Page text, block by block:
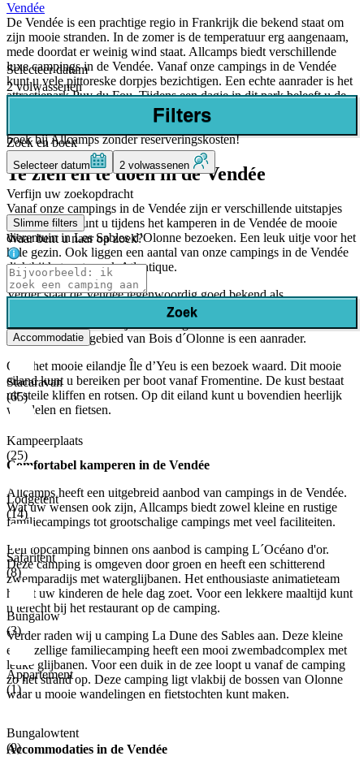
Vendée
De Vendée is een prachtige regio in Frankrijk die bekend staat om
zijn mooie stranden. In de zomer is de temperatuur erg aangenaam,
mede doordat er weinig wind staat. Allcamps biedt verschillende
luxe campings in de Vendée. Vanaf onze campings in de Vendée
kunt u vele pittoreske dorpjes bezichtigen. Een echte aanrader is het
attractiepark Puy du Fou. Tijdens een dagje in dit park beleeft u de
tijd van de ridders en kastelen opnieuw. Geniet van de prachtige
shows en het spektakel. Bekijk nu onze campings in de Vendée en
boek bij Allcamps zonder reserveringskosten!
Te zien en te doen in de Vendée
Vanaf onze campings in de Vendée zijn er verschillende uitstapjes
mogelijk. Zo kunt u tijdens het kamperen in de Vendée de mooie
dierentuin in Les Sables d’Olonne bezoeken. Een leuk uitje voor het
hele gezin. Ook liggen een aantal van onze campings in de Vendée
dichtbij het waterpark Atlantique.
Verder staat de Vendée tegenwoordig goed bekend als
golfbestemming. De golfliefhebbers kunnen hier hun hart ophalen.
prachtige natuurgebied van Bois d´Olonne is een aanrader.
Ook het mooie eilandje Île d’Yeu is een bezoek waard. Dit mooie
eiland kunt u bereiken per boot vanaf Fromentine. De kust bestaat
uit steile kliffen en rotsen. Op dit eiland kunt u bovendien heerlijk
wandelen en fietsen.
Comfortabel kamperen in de Vendée
Allcamps heeft een uitgebreid aanbod van campings in de Vendée.
Wat uw wensen ook zijn, Allcamps biedt zowel kleine en rustige
familiecampings tot grootschalige campings met veel faciliteiten.
Een topcamping binnen ons aanbod is camping L´Océano d'or.
Deze camping is omgeven door groen en heeft een schitterend
zwemparadijs met waterglijbanen. Het enthousiaste animatieteam
houdt uw kinderen de hele dag zoet. Voor een lekkere maaltijd kunt
u terecht bij het restaurant op de camping.
Verder raden wij u camping La Dune des Sables aan. Deze kleine
en gezellige familiecamping heeft een mooi zwembadcomplex met
leuke glijbanen. Voor een duik in de zee loopt u vanaf de camping
zo het strand op. Deze camping ligt vlakbij de bossen van Olonne
waar u mooie wandelingen en fietstochten kunt maken.
Accommodaties in de Vendée
Selecteer datum
2 volwassenen
Filters
Zoek en boek
Selecteer datum 2 volwassenen
Verfijn uw zoekopdracht
Slimme filters
Waar bent u naar op zoek?
Zoek
Accommodatie
Stacaravan
(65)
Kampeerplaats
(25)
Lodgetent
(14)
Safaritent
(8)
Bungalow
(3)
Appartement
(1)
Bungalowtent
(9)